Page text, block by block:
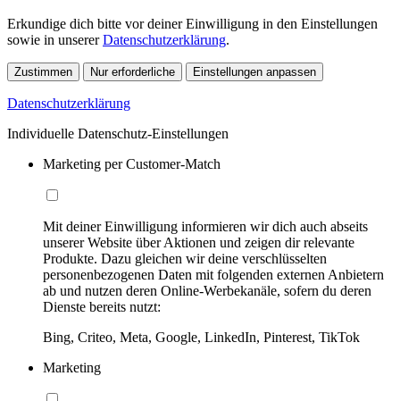
Erkundige dich bitte vor deiner Einwilligung in den Einstellungen
sowie in unsererDatenschutzerklärung.
Zustimmen Nur erforderliche Einstellungen anpassen
Datenschutzerklärung
Individuelle Datenschutz-Einstellungen
Marketing per Customer-Match
Mit deiner Einwilligung informieren wir dich auch abseits
unserer Website über Aktionen und zeigen dir relevante
Produkte. Dazu gleichen wir deine verschlüsselten
personenbezogenen Daten mit folgenden externen Anbietern
ab und nutzen deren Online-Werbekanäle, sofern du deren
Dienste bereits nutzt:
Bing, Criteo, Meta, Google, LinkedIn, Pinterest, TikTok
Marketing